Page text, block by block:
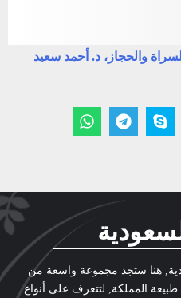
والحجاز، د. أحمد سعيد
هنا ستجد مجموعة واسعة من
طبيعة المملكة, لتتعرف على أنواع